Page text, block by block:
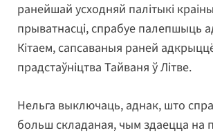
ранейшай усходняй палітыкі
прыватнасці, спрабуе палепшыць
Кітаем, сапсаваныя раней
прадстаўніцтва Тайваня ў Літве.
Нельга выключаць, аднак, што
больш складаная, чым здаецца на